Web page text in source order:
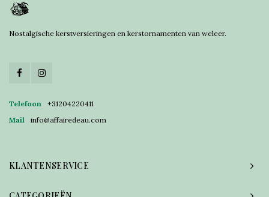
Nostalgische kerstversieringen en kerstornamenten van weleer.
Telefoon
+31204220411
Mail
info@affairedeau.com
KLANTENSERVICE